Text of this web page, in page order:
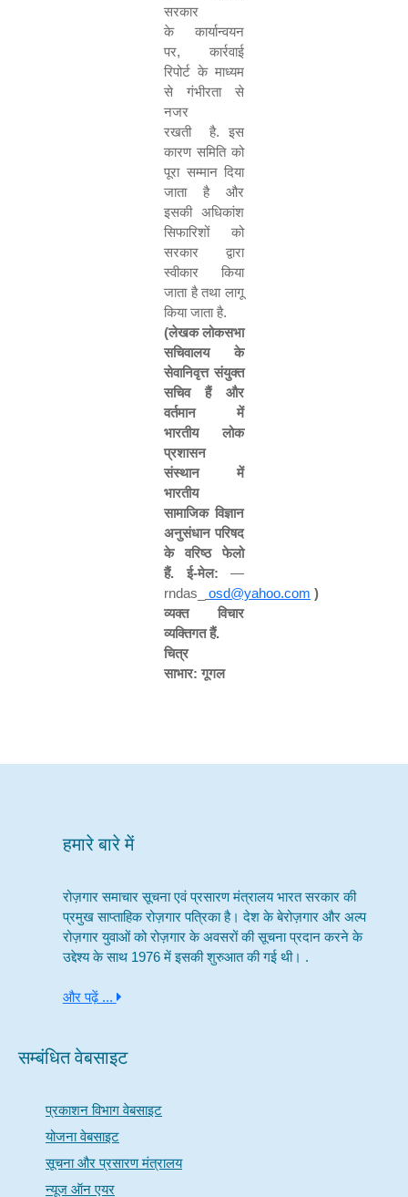
सरकार
के कार्यान्वयन
पर, कार्रवाई
रिपोर्ट के माध्यम
से गंभीरता से
नजर
रखती है. इस
कारण समिति को
पूरा सम्मान दिया
जाता है और
इसकी अधिकांश
सिफारिशों को
सरकार द्वारा
स्वीकार किया
जाता है तथा लागू
किया जाता है.
(लेखक लोकसभा
सचिवालय के
सेवानिवृत्त संयुक्त
सचिव हैं और
वर्तमान में
भारतीय लोक
प्रशासन
संस्थान में
भारतीय
सामाजिक विज्ञान
अनुसंधान परिषद
के वरिष्ठ फेलो
हैं. ई-मेल:
—
rndas_
osd@yahoo.com )
व्यक्त विचार
व्यक्तिगत हैं.
चित्र
साभार: गूगल
हमारे बारे में
रोज़गार समाचार सूचना एवं प्रसारण मंत्रालय भारत सरकार की
प्रमुख साप्ताहिक रोज़गार पत्रिका है। देश के बेरोज़गार और अल्प
रोज़गार युवाओं को रोज़गार के अवसरों की सूचना प्रदान करने के
उद्देश्य के साथ 1976 में इसकी शुरुआत की गई थी। .
और पढ़ें ...
सम्बंधित वेबसाइट
प्रकाशन विभाग वेबसाइट
योजना वेबसाइट
सूचना और प्रसारण मंत्रालय
न्यूज ऑन एयर